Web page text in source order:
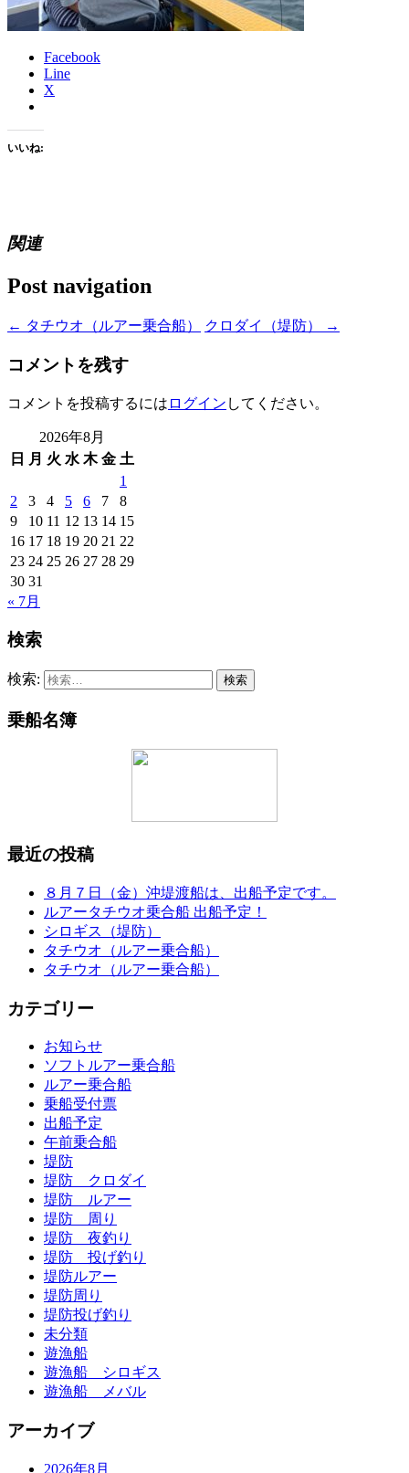
Facebook
Line
X
いいね:
関連
Post navigation
← タチウオ（ルアー乗合船） クロダイ（堤防） →
コメントを残す
コメントを投稿するには ログイン してください。
2026年8月
日
月 火 水 木 金 土
1
2
3 4 5 6 7
8
9
10 11 12 13 14 15
16 17 18 19 20 21 22
23 24 25 26 27 28 29
30 31
« 7月
検索
検索:
乗船名簿
最近の投稿
８月７日（金）沖堤渡船は、出船予定です。
ルアータチウオ乗合船 出船予定！
シロギス（堤防）
タチウオ（ルアー乗合船）
タチウオ（ルアー乗合船）
カテゴリー
お知らせ
ソフトルアー乗合船
ルアー乗合船
乗船受付票
出船予定
午前乗合船
堤防
堤防 クロダイ
堤防 ルアー
堤防 周り
堤防 夜釣り
堤防 投げ釣り
堤防ルアー
堤防周り
堤防投げ釣り
未分類
遊漁船
遊漁船 シロギス
遊漁船 メバル
アーカイブ
2026年8月